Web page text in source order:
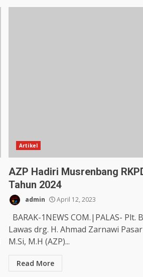
Artikel
AZP Hadiri Musrenbang
Tahun 2024
admin April 12, 2023
BARAK-1NEWS COM.|PALAS- Plt.
Lawas drg. H. Ahmad Zarnawi
M.Si, M.H (AZP)...
Read More